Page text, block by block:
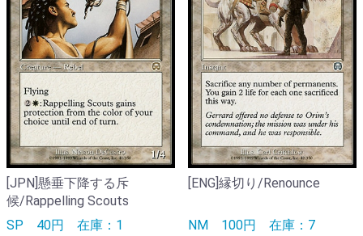
[JPN]懸垂下降する斥
候/Rappelling Scouts
SP 40円 在庫：1
[ENG]縁切り/Renounce
NM 100円 在庫：7